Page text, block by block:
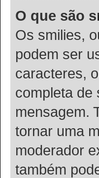
O que são
Os smilies,
podem ser
caracteres,
completa de
mensagem.
tornar uma
moderador
também